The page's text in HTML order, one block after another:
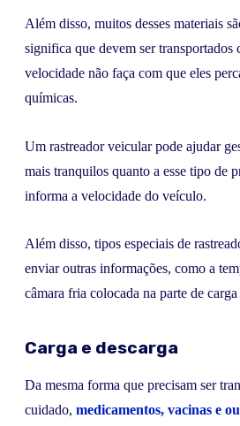
Além disso, muitos desses materiais
significa que devem ser transportados
velocidade não faça com que eles
químicas.
Um rastreador veicular pode ajudar
mais tranquilos quanto a esse tipo de
informa a velocidade do veículo.
Além disso, tipos especiais de
enviar outras informações, como a
câmara fria colocada na parte de
Carga e descarga
Da mesma forma que precisam ser
cuidado, medicamentos, vacinas e